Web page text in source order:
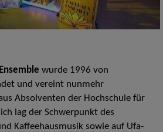
wurde 1996 von
und vereint nunmehr
Absolventen der Hochschule für
lag der Schwerpunkt des
Kaffeehausmusik sowie auf Ufa-